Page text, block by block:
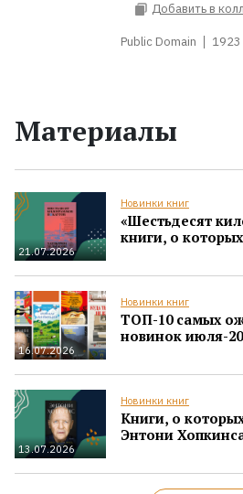
Добавить в
Public Domain 1923
Материалы
21.07.2026
Новинки книг
«Шестьдесят
книги, о
16.07.2026
Новинки книг
ТОП-10 самых
новинок июля-
13.07.2026
Новинки книг
Книги, о
Энтони